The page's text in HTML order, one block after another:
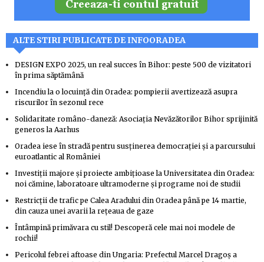
ALTE STIRI PUBLICATE DE INFOORADEA
DESIGN EXPO 2025, un real succes în Bihor: peste 500 de vizitatori
în prima săptămână
Incendiu la o locuință din Oradea: pompierii avertizează asupra
riscurilor în sezonul rece
Solidaritate româno-daneză: Asociația Nevăzătorilor Bihor sprijinită
generos la Aarhus
Oradea iese în stradă pentru susținerea democrației și a parcursului
euroatlantic al României
Investiții majore și proiecte ambițioase la Universitatea din Oradea:
noi cămine, laboratoare ultramoderne și programe noi de studii
Restricții de trafic pe Calea Aradului din Oradea până pe 14 martie,
din cauza unei avarii la rețeaua de gaze
Întâmpină primăvara cu stil! Descoperă cele mai noi modele de
rochii!
Pericolul febrei aftoase din Ungaria: Prefectul Marcel Dragoș a